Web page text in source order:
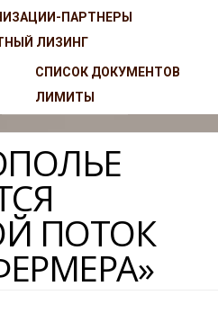
ПАРТНЕРЫ
ЛИЗИНГ
СПИСОК ДОКУМЕНТОВ
ЛИМИТЫ
ПОТОК